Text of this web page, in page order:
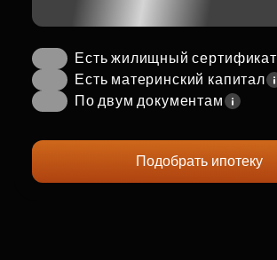
Есть жилищный сертификат
Есть материнский капитал
По двум документам
Подобрать ипотеку